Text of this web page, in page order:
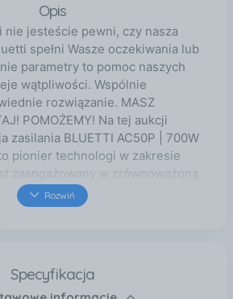
Opis
nie jesteście pewni, czy nasza
spełni Wasze oczekiwania lub
parametry to pomoc naszych
wątpliwości. Wspólnie
rozwiązanie. MASZ
POMOŻEMY! Na tej aukcji
zasilania BLUETTI AC50P | 700W
pionier technologi w zakresie
zaangażowany w zrównoważoną
rozwiązania do
energii zarówno w
oraz produkujących ją
Rozwiń
Specyfikacja